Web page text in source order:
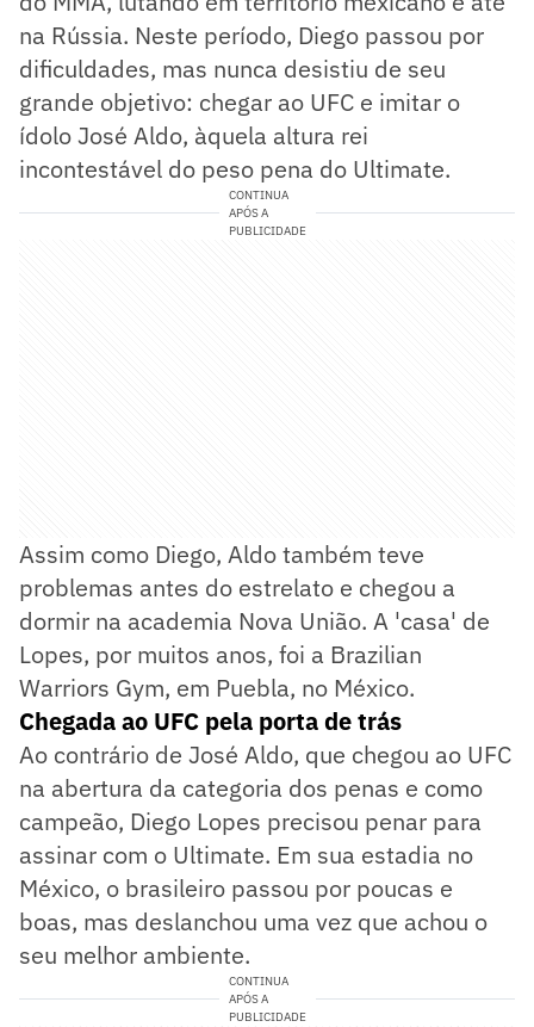
na Rússia. Neste período, Diego passou por
dificuldades, mas nunca desistiu de seu
grande objetivo: chegar ao UFC e imitar o
ídolo José Aldo, àquela altura rei
incontestável do peso pena do Ultimate.
CONTINUA
APÓS A
PUBLICIDADE
Assim como Diego, Aldo também teve
problemas antes do estrelato e chegou a
dormir na academia Nova União. A 'casa' de
Lopes, por muitos anos, foi a Brazilian
Warriors Gym, em Puebla, no México.
Chegada ao UFC pela porta de trás
Ao contrário de José Aldo, que chegou ao UFC
na abertura da categoria dos penas e como
campeão, Diego Lopes precisou penar para
assinar com o Ultimate. Em sua estadia no
México, o brasileiro passou por poucas e
boas, mas deslanchou uma vez que achou o
seu melhor ambiente.
CONTINUA
APÓS A
PUBLICIDADE